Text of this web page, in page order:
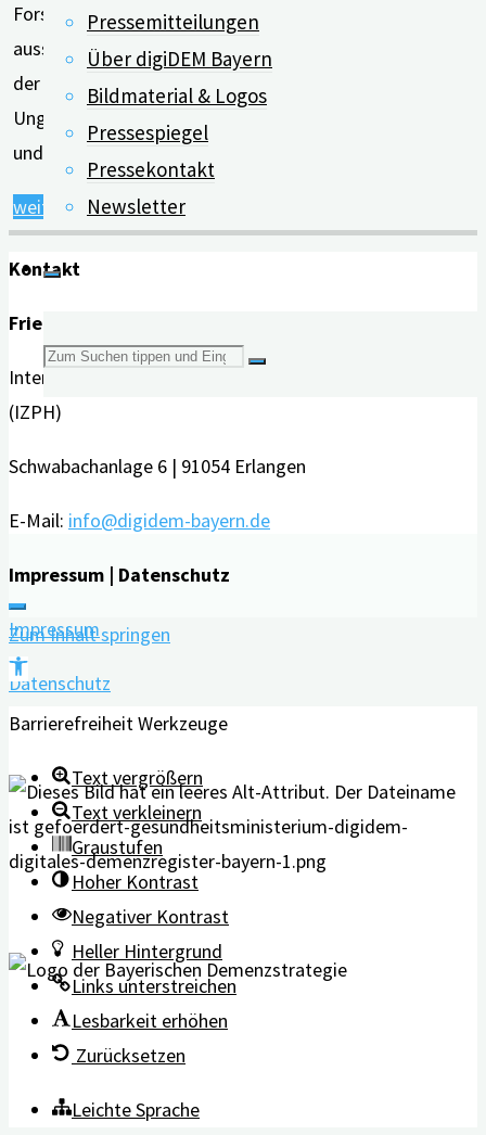
Pressemitteilungen
Über digiDEM Bayern
Bildmaterial & Logos
Pressespiegel
Pressekontakt
Newsletter
Suchen
Forscher*innen wollten herausfinden, wie
ausschlaggebend diese Unterschiede sind. Hintergrund
der Studie von Rahman und Kolleg*innen ist, dass es
Ungleichheiten bei der Verfügbarkeit, Zugänglichkeit
und Akzeptanz …
weiterlesen"Stadt-
Land-
der
von
Demenz"
Kontakt
Friedrich-Alexander-Universität Erlangen-Nürnberg
Interdisziplinäres Zentrum für HTA und Public Health
(IZPH)
Schwabachanlage 6 | 91054 Erlangen
E-Mail: info@digidem-bayern.de
Impressum | Datenschutz
Impressum
Datenschutz
Zum Inhalt springen
Werkzeugleiste
Barrierefreiheit Werkzeuge
Text vergrößern
Text verkleinern
Graustufen
Hoher Kontrast
Negativer Kontrast
Heller Hintergrund
Links unterstreichen
Lesbarkeit erhöhen
Zurücksetzen
Leichte Sprache